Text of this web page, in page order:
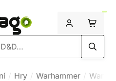
Hry Warhammer